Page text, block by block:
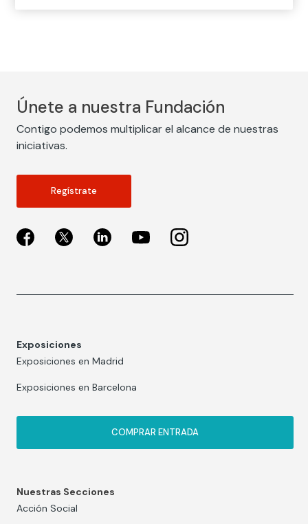
Únete a nuestra Fundación
Contigo podemos multiplicar el alcance de nuestras
iniciativas.
Regístrate
Exposiciones
Exposiciones en Madrid
Exposiciones en Barcelona
COMPRAR ENTRADA
Nuestras Secciones
Acción Social